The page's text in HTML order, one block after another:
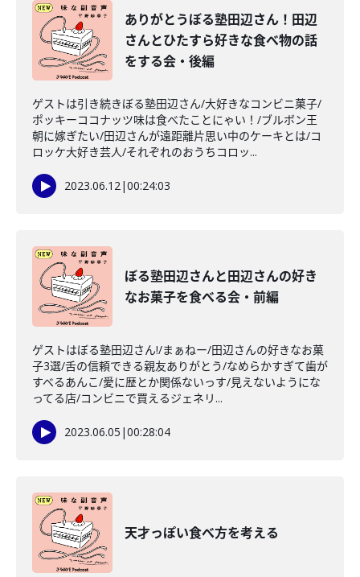
ありがとうぼる塾田辺さん！田辺
さんとひたすら好きな食べ物の話
をする会・後編
ゲストは引き続きぼる塾田辺さん/大好きなコンビニ菓子/
ポッキーココナッツ味は食べたことにゃい！/ブルボン王
朝に嫁ぎたい/田辺さんが遠距離片思い中のケーキとは/コ
ロッケ大好き芸人/それぞれのおうちコロッ...
2023.06.12|00:24:03
ぼる塾田辺さんと田辺さんの好き
なお菓子を食べる会・前編
ゲストはぼる塾田辺さん!/まぁねー/田辺さんの好きなお菓
子3選/舌の信頼できる親友ありがとう/なめらかすぎて歯が
すべるあんこ/愛に歴とか関係ないっす/見えないようにな
ってる店/コンビニで買えるジェネリ...
2023.06.05 |00:28:04
天才っぽい食べ方を考える